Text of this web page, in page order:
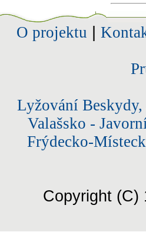
O projektu
Lyžování
Valašsko -
Frýdecko-
Copyright (C)